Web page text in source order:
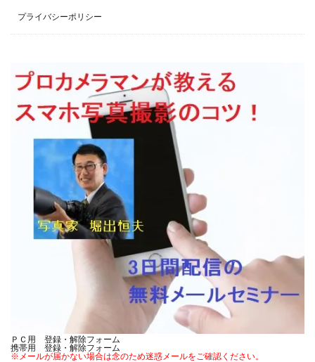
プライバシーポリシー
ＰＣ用 登録・解除フォーム
携帯用 登録・解除フォーム
※メールが届かない場合は念のため迷惑メールをご確認ください。